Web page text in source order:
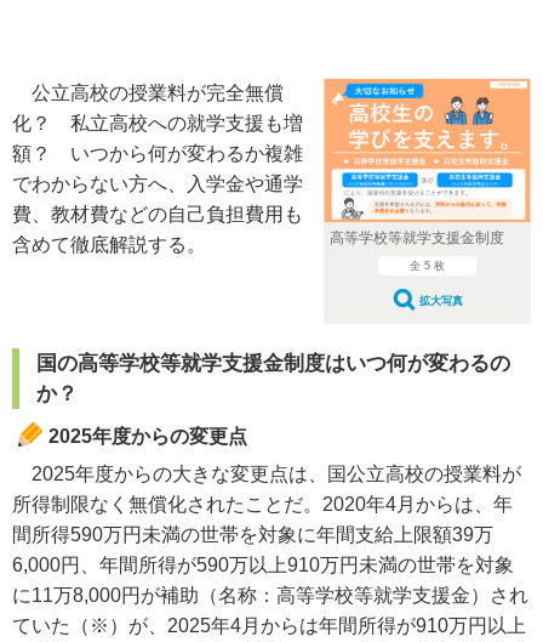
高等学校等就学支援金制度
全 5 枚
拡大写真
公立高校の授業料が完全無償
化？ 私立高校への就学支援も増
額？ いつから何が変わるか複雑
でわからない方へ、入学金や通学
費、教材費などの自己負担費用も
含めて徹底解説する。
国の高等学校等就学支援金制度はいつ何が変わるの
か？
2025年度からの変更点
2025年度からの大きな変更点は、国公立高校の授業料が
所得制限なく無償化されたことだ。2020年4月からは、年
間所得590万円未満の世帯を対象に年間支給上限額39万
6,000円、年間所得が590万以上910万円未満の世帯を対象
に11万8,000円が補助（名称：高等学校等就学支援金）され
ていた（※）が、2025年4月からは年間所得が910万円以上